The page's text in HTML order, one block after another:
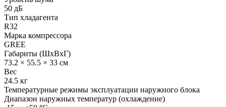
50 дБ
Тип хладагента
R32
Марка компрессора
GREE
Габариты (ШхВхГ)
73.2 × 55.5 × 33 см
Вес
24.5 кг
Температурные режимы эксплуатации наружного блока
Диапазон наружных температур (охлаждение)